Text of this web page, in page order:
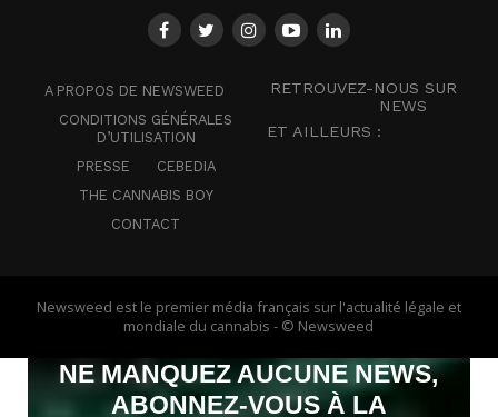
A PROPOS DE NEWSWEED
CONDITIONS GÉNÉRALES
D’UTILISATION
PRESSE
CEBEDIA
THE CANNABIS BOY
CONTACT
RETROUVEZ-NOUS SUR
NEWS
ET AILLEURS :
Newsweed est le premier média français sur l'actualité légale et
mondiale du cannabis - © Newsweed
NE MANQUEZ AUCUNE NEWS,
ABONNEZ-VOUS À LA